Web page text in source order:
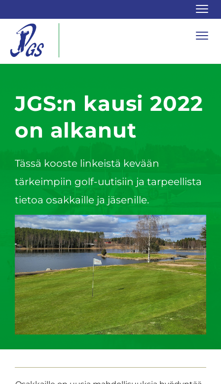
JGS:n kausi 2022
on alkanut
Tässä kooste linkeistä kevään
tärkeimpiin golf-uutisiin ja tarpeellista
tietoa osakkaille ja jäsenille.